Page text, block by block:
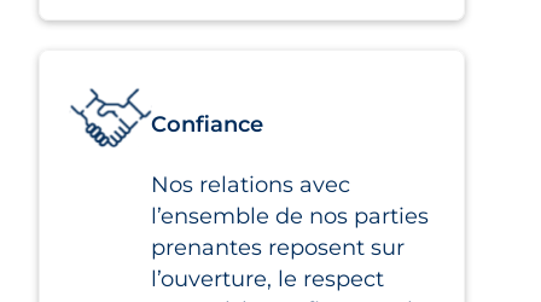
Confiance
Nos relations avec
l’ensemble de nos parties
prenantes reposent sur
l’ouverture, le respect